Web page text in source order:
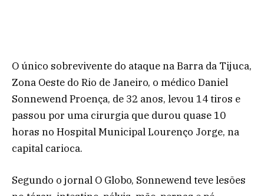
O único sobrevivente do ataque na Barra da Tijuca,
Zona Oeste do Rio de Janeiro, o médico Daniel
Sonnewend Proença, de 32 anos, levou 14 tiros e
passou por uma cirurgia que durou quase 10
horas no Hospital Municipal Lourenço Jorge, na
capital carioca.
Segundo o jornal O Globo, Sonnewend teve lesões